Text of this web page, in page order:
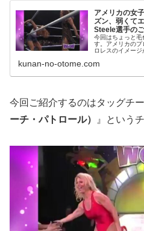
アメリカの女
ズン、弱くて
Steele選手の
今回はちょっと毛
す。アメリカの
ロレスのイメージ
Wrestling（WOW)
kunan-no-otome.com
今回ご紹介するのはタッグチ
ーチ・パトロール）
』という